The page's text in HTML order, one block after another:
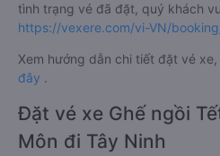
tình trạng vé đã đặt, quý khách
https://vexere.com/vi-VN/
Xem hướng dẫn chi tiết đặt vé
đây .
Đặt vé xe Ghế ngồi
Môn đi Tây Ninh